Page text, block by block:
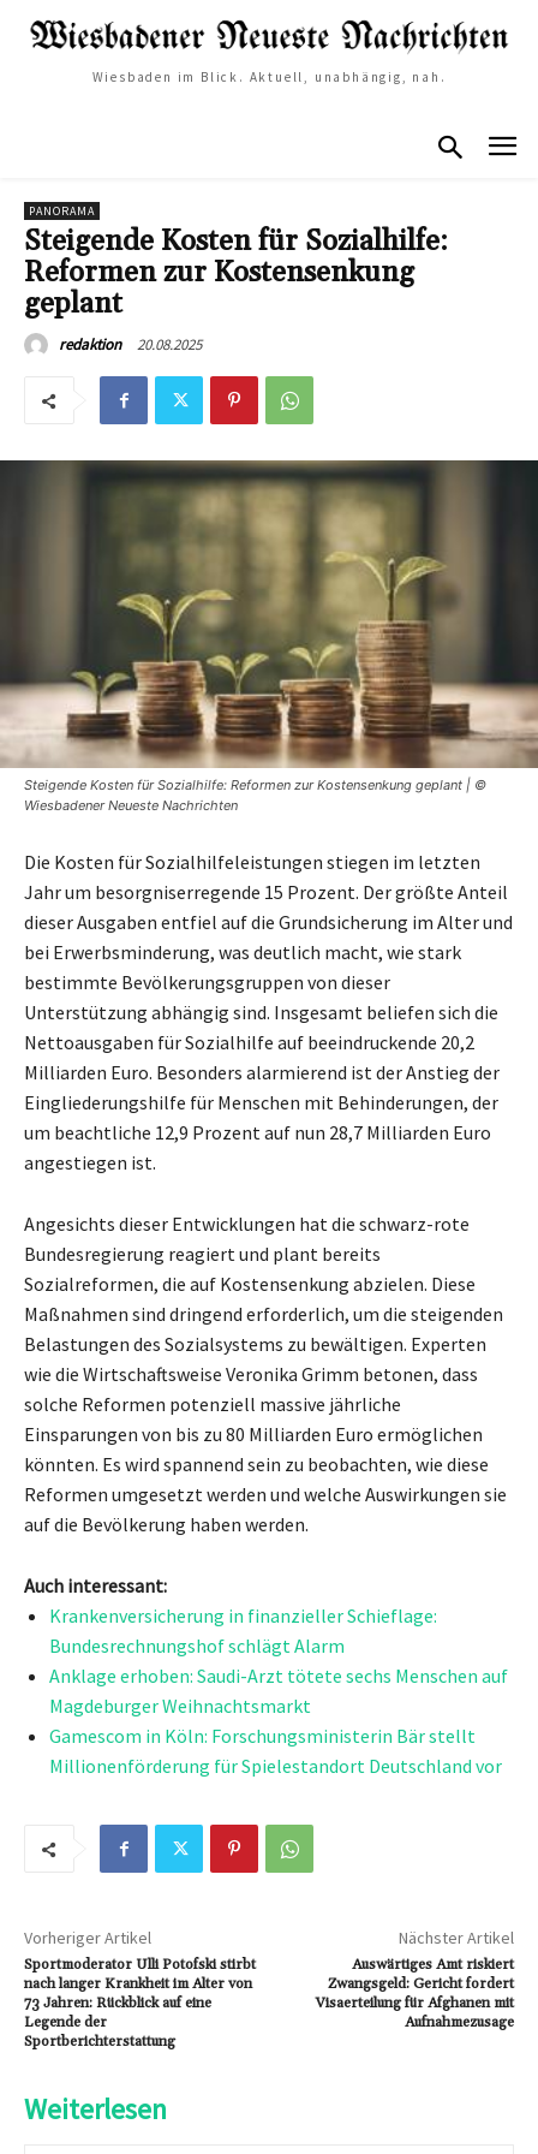
Wiesbaden im Blick. Aktuell, unabhängig, nah.
PANORAMA
Steigende Kosten für Sozialhilfe:
Reformen zur Kostensenkung
geplant
redaktion 20.08.2025
Steigende Kosten für Sozialhilfe: Reformen zur Kostensenkung geplant | ©
Wiesbadener Neueste Nachrichten
Die Kosten für Sozialhilfeleistungen stiegen im letzten
Jahr um besorgniserregende 15 Prozent. Der größte Anteil
dieser Ausgaben entfiel auf die Grundsicherung im Alter und
bei Erwerbsminderung, was deutlich macht, wie stark
bestimmte Bevölkerungsgruppen von dieser
Unterstützung abhängig sind. Insgesamt beliefen sich die
Nettoausgaben für Sozialhilfe auf beeindruckende 20,2
Milliarden Euro. Besonders alarmierend ist der Anstieg der
Eingliederungshilfe für Menschen mit Behinderungen, der
um beachtliche 12,9 Prozent auf nun 28,7 Milliarden Euro
angestiegen ist.
Angesichts dieser Entwicklungen hat die schwarz-rote
Bundesregierung reagiert und plant bereits
Sozialreformen, die auf Kostensenkung abzielen. Diese
Maßnahmen sind dringend erforderlich, um die steigenden
Belastungen des Sozialsystems zu bewältigen. Experten
wie die Wirtschaftsweise Veronika Grimm betonen, dass
solche Reformen potenziell massive jährliche
Einsparungen von bis zu 80 Milliarden Euro ermöglichen
könnten. Es wird spannend sein zu beobachten, wie diese
Reformen umgesetzt werden und welche Auswirkungen sie
auf die Bevölkerung haben werden.
Auch interessant:
Krankenversicherung in finanzieller Schieflage:
Bundesrechnungshof schlägt Alarm
Anklage erhoben: Saudi-Arzt tötete sechs Menschen auf
Magdeburger Weihnachtsmarkt
Gamescom in Köln: Forschungsministerin Bär stellt
Millionenförderung für Spielestandort Deutschland vor
Vorheriger Artikel
Sportmoderator Ulli Potofski stirbt
nach langer Krankheit im Alter von
73 Jahren: Rückblick auf eine
Legende der
Sportberichterstattung
Nächster Artikel
Auswärtiges Amt riskiert
Zwangsgeld: Gericht fordert
Visaerteilung für Afghanen mit
Aufnahmezusage
Weiterlesen